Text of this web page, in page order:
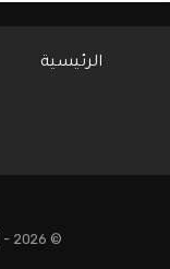
الرئيسية
© 2026 - الجمهورية نيوز. All Rights Reserved.